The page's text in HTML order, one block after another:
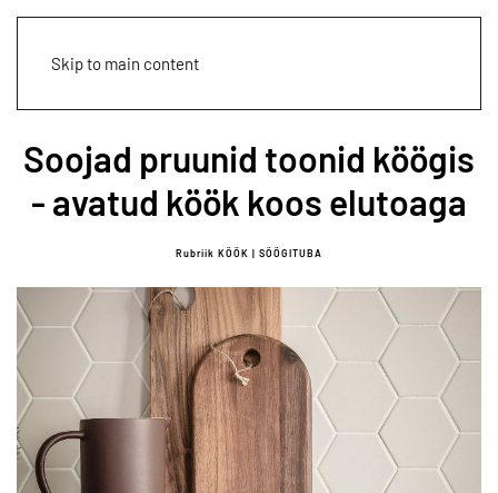
Skip to main content
Soojad pruunid toonid köögis
- avatud köök koos elutoaga
Rubriik KÖÖK | SÖÖGITUBA